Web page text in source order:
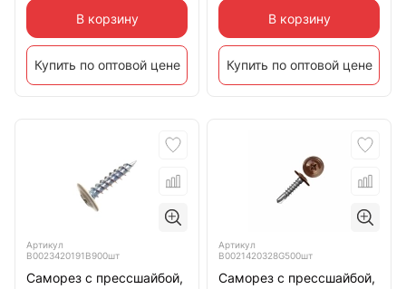
В корзину
Купить по оптовой цене
В корзину
Купить по оптовой цене
Артикул
B0023420191B900шт
Саморез с прессшайбой,
Артикул
B0021420328G500шт
Саморез с прессшайбой,